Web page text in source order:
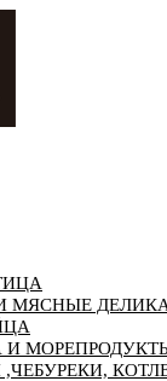
МЯСНЫЕ
И